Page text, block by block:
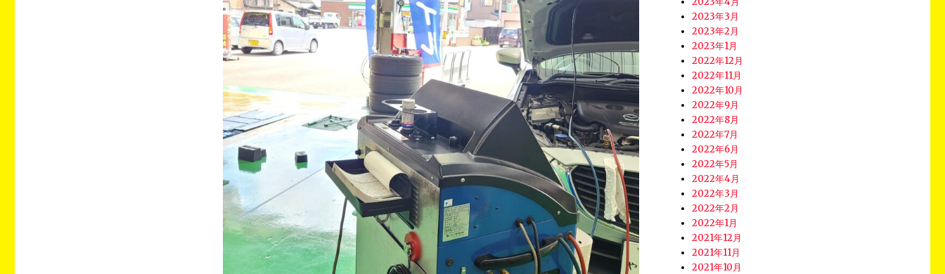
2023年3月
2023年2月
2023年1月
2022年12月
2022年11月
2022年10月
2022年9月
2022年8月
2022年7月
2022年6月
2022年5月
2022年4月
2022年3月
2022年2月
2022年1月
2021年12月
2021年11月
2021年10月